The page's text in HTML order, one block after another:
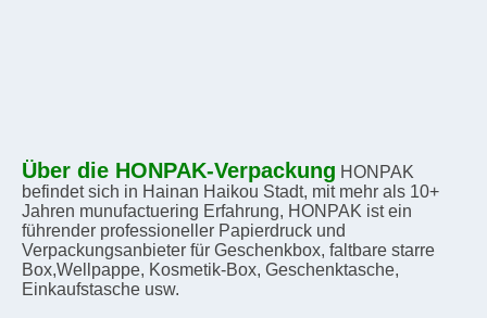
Über die HONPAK-Verpackung HONPAK
befindet sich in Hainan Haikou Stadt, mit mehr als 10+
Jahren munufactuering Erfahrung, HONPAK ist ein
führender professioneller Papierdruck und
Verpackungsanbieter für Geschenkbox, faltbare starre
Box,Wellpappe, Kosmetik-Box, Geschenktasche,
Einkaufstasche usw.